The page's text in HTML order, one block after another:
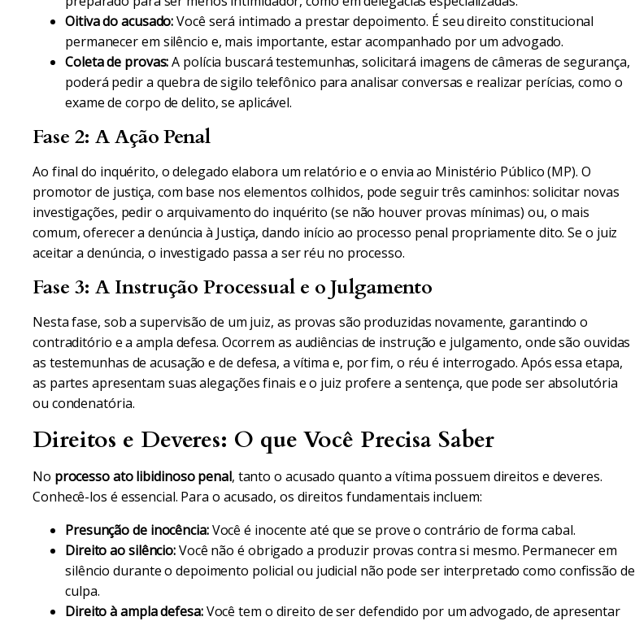
Oitiva do acusado:Você será intimado a prestar depoimento. É seu direito constitucional
permanecer em silêncio e, mais importante, estar acompanhado por um advogado.
Coleta de provas:A polícia buscará testemunhas, solicitará imagens de câmeras de segurança,
poderá pedir a quebra de sigilo telefônico para analisar conversas e realizar perícias, como o
exame de corpo de delito, se aplicável.
Fase 2: A Ação Penal
Ao final do inquérito, o delegado elabora um relatório e o envia ao Ministério Público (MP). O
promotor de justiça, com base nos elementos colhidos, pode seguir três caminhos: solicitar novas
investigações, pedir o arquivamento do inquérito (se não houver provas mínimas) ou, o mais
comum, oferecer a denúncia à Justiça, dando início ao processo penal propriamente dito. Se o juiz
aceitar a denúncia, o investigado passa a ser réu no processo.
Fase 3: A Instrução Processual e o Julgamento
Nesta fase, sob a supervisão de um juiz, as provas são produzidas novamente, garantindo o
contraditório e a ampla defesa. Ocorrem as audiências de instrução e julgamento, onde são ouvidas
as testemunhas de acusação e de defesa, a vítima e, por fim, o réu é interrogado. Após essa etapa,
as partes apresentam suas alegações finais e o juiz profere a sentença, que pode ser absolutória
ou condenatória.
Direitos e Deveres: O que Você Precisa Saber
No processo ato libidinoso penal, tanto o acusado quanto a vítima possuem direitos e deveres.
Conhecê-los é essencial. Para o acusado, os direitos fundamentais incluem:
Presunção de inocência:Você é inocente até que se prove o contrário de forma cabal.
Direito ao silêncio:Você não é obrigado a produzir provas contra si mesmo. Permanecer em
silêncio durante o depoimento policial ou judicial não pode ser interpretado como confissão de
culpa.
Direito à ampla defesa:Você tem o direito de ser defendido por um advogado, de apresentar